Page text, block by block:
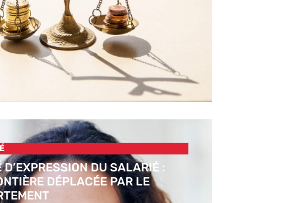
D’EXPRESSION DU SALARIÉ :
DÉPLACÉE PAR LE